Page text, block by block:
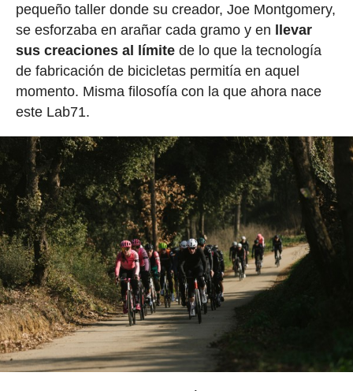
pequeño taller donde su creador, Joe Montgomery,
se esforzaba en arañar cada gramo y en llevar
sus creaciones al límitede lo que la tecnología
de fabricación de bicicletas permitía en aquel
momento. Misma filosofía con la que ahora nace
este Lab71.